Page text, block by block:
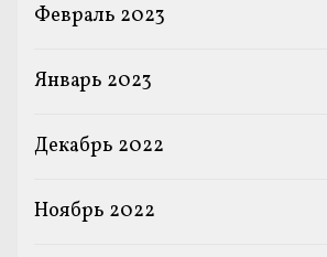
Февраль 2023
Январь 2023
Декабрь 2022
Ноябрь 2022